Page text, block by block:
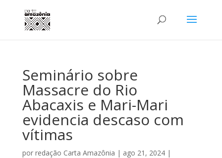
Seminário sobre
Massacre do Rio
Abacaxis e Mari-Mari
evidencia descaso com
vítimas
por redação Carta Amazônia | ago 21, 2024|